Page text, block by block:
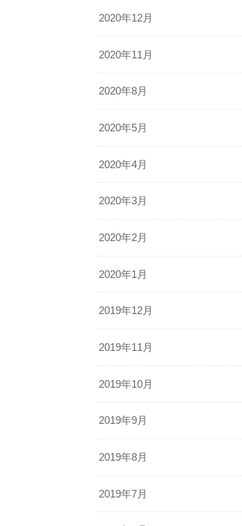
2020年12月
2020年11月
2020年8月
2020年5月
2020年4月
2020年3月
2020年2月
2020年1月
2019年12月
2019年11月
2019年10月
2019年9月
2019年8月
2019年7月